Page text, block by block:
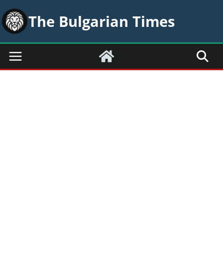
Skip
to
content
The Bulgarian Times